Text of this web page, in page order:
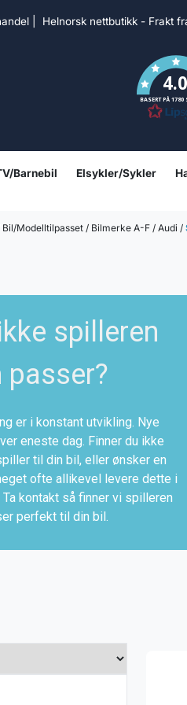
| Helnorsk nettbutikk - Frakt
4.0
BASERT PÅ 1780
Barnebil Elsykler/Sykler
Bil/Modelltilpasset / Bilmerke A-F / Audi /
spilleren
passer?
er i konstant utvikling. Nye
eneste dag. Finner du ikke
til din bil, eller ønsker en
ofte allikevel levere dette i
kontakt så finner vi spilleren
perfekt til din bil.